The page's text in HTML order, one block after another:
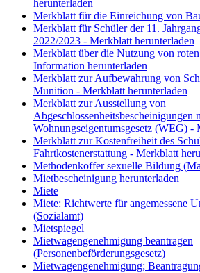
herunterladen
Merkblatt für die Einreichung von
Merkblatt für Schüler der 11.
2022/2023 - Merkblatt herunterladen
Merkblatt über die Nutzung von
Information herunterladen
Merkblatt zur Aufbewahrung von
Munition - Merkblatt herunterladen
Merkblatt zur Ausstellung von
Abgeschlossenheitsbescheinigungen
Wohnungseigentumsgesetz (WEG) -
Merkblatt zur Kostenfreiheit des
Fahrtkostenerstattung - Merkblatt
Methodenkoffer sexuelle Bildung
Mietbescheinigung herunterladen
Miete
Miete: Richtwerte für angemessene
(Sozialamt)
Mietspiegel
Mietwagengenehmigung beantragen
(Personenbeförderungsgesetz)
Mietwagengenehmigung;